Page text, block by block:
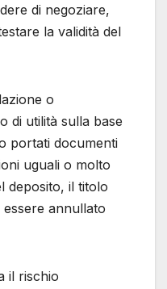
di negoziare,
la validità del
o
di utilità sulla base
portati documenti
uguali o molto
deposito, il titolo
annullato
il rischio